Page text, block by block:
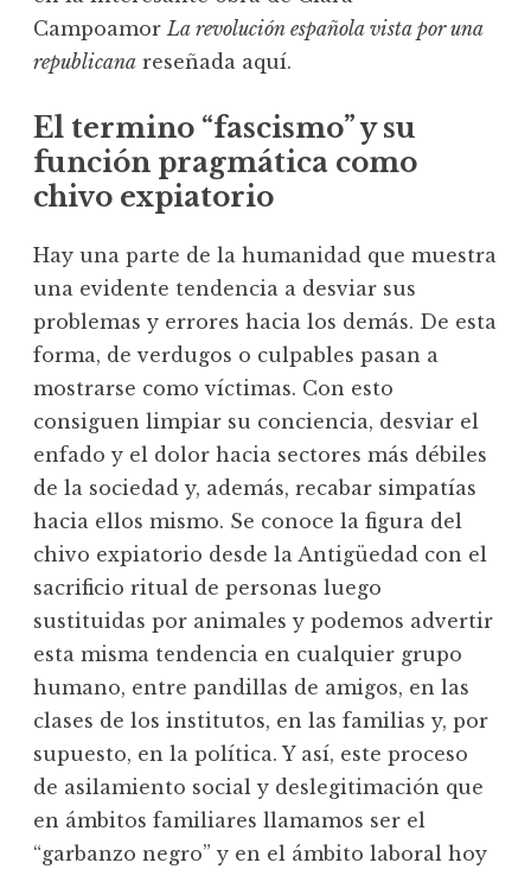
CampoamorLa revolución española vista por una
republicana reseñada aquí.
El termino “fascismo” y su
función pragmática como
chivo expiatorio
Hay una parte de la humanidad que muestra
una evidente tendencia a desviar sus
problemas y errores hacia los demás. De esta
forma, de verdugos o culpables pasan a
mostrarse como víctimas. Con esto
consiguen limpiar su conciencia, desviar el
enfado y el dolor hacia sectores más débiles
de la sociedad y, además, recabar simpatías
hacia ellos mismo. Se conoce la figura del
chivo expiatorio desde la Antigüedad con el
sacrificio ritual de personas luego
sustituidas por animales y podemos advertir
esta misma tendencia en cualquier grupo
humano, entre pandillas de amigos, en las
clases de los institutos, en las familias y, por
supuesto, en la política. Y así, este proceso
de asilamiento social y deslegitimación que
en ámbitos familiares llamamos ser el
“garbanzo negro” y en el ámbito laboral hoy